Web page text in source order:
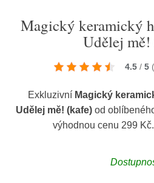
Magický keramický
Udělej mě!
4.5 / 5 (
Exkluzivní Magický
Udělej mě! (kafe)od
výhodnou cenu 299 Kč.